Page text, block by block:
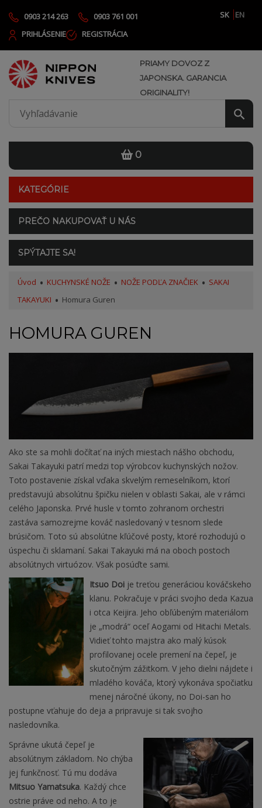
0903 214 263 0903 761 001 SK
EN
PRIHLÁSENIE
REGISTRÁCIA
PRIAMY DOVOZ Z
JAPONSKA. GARANCIA
ORIGINALITY!
0
KATEGÓRIE
PREČO NAKUPOVAŤ U NÁS
SPÝTAJTE SA!
Úvod KUCHYNSKÉ NOŽE NOŽE PODĽA ZNAČIEK
SAKAI
TAKAYUKI
Homura Guren
HOMURA GUREN
Ako ste sa mohli dočítať na iných miestach nášho obchodu,
Sakai Takayuki patrí medzi top výrobcov kuchynských nožov.
Toto postavenie získal vďaka skvelým remeselníkom, ktorí
predstavujú absolútnu špičku nielen v oblasti Sakai, ale v rámci
celého Japonska. Prvé husle v tomto zohranom orchestri
zastáva samozrejme kováč nasledovaný v tesnom slede
brúsičom. Toto sú absolútne kľúčové posty, ktoré rozhodujú o
úspechu či sklamaní. Sakai Takayuki má na oboch postoch
absolútnych virtuózov. Však posúďte sami.
Itsuo Doi je treťou generáciou kováčskeho
klanu. Pokračuje v práci svojho deda Kazua
i otca Keijira. Jeho obľúbeným materiálom
je „modrá“ oceľ Aogami od Hitachi Metals.
Vidieť tohto majstra ako malý kúsok
profilovanej ocele premení na čepeľ, je
skutočným zážitkom. V jeho dielni nájdete i
mladého kováča, ktorý vykonáva spočiatku
menej náročné úkony, no Doi-san ho
postupne vťahuje do deja a pripravuje si tak svojho
nasledovníka.
Správne ukutá čepeľ je
absolútnym základom. No chýba
jej funkčnosť. Tú mu dodáva
Mitsuo Yamatsuka. Každý chce
ostrie práve od neho. A to je